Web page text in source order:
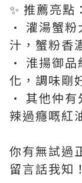
✨ 推薦亮點：
• 灌湯蟹粉
汁，蟹粉香
• 淮揚御品
化，調味剛
• 其他仲有
辣過癮嘅紅
你有無試過
留言話我知